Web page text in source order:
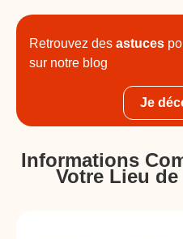
Retrouvez des astuces
sur notre blog
Je
Informations
Votre Lieu